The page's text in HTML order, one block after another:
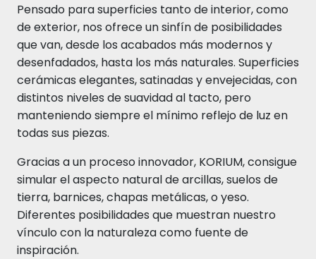
Pensado para superficies tanto de interior, como
de exterior, nos ofrece un sinfín de posibilidades
que van, desde los acabados más modernos y
desenfadados, hasta los más naturales. Superficies
cerámicas elegantes, satinadas y envejecidas, con
distintos niveles de suavidad al tacto, pero
manteniendo siempre el mínimo reflejo de luz en
todas sus piezas.
Gracias a un proceso innovador, KORIUM, consigue
simular el aspecto natural de arcillas, suelos de
tierra, barnices, chapas metálicas, o yeso.
Diferentes posibilidades que muestran nuestro
vínculo con la naturaleza como fuente de
inspiración.